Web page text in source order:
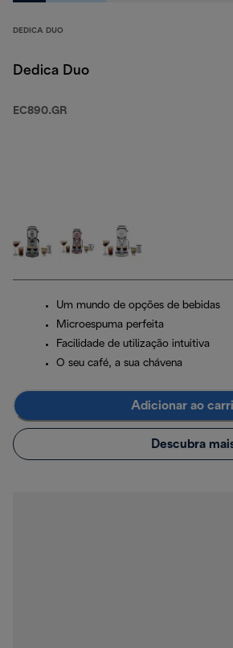
DEDICA DUO
Dedica Duo
EC890.GR
Um mundo de opções de bebidas
Microespuma perfeita
Facilidade de utilização intuitiva
O seu café, a sua chávena
Adicionar ao
Descubra